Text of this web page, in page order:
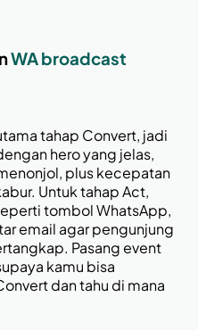
WA broadcast
tahap Convert, jadi
hero yang jelas,
plus kecepatan
Untuk tahap Act,
tombol WhatsApp,
email agar pengunjung
Pasang event
kamu bisa
dan tahu di mana